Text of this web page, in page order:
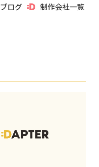
ブログ 制作会社一覧